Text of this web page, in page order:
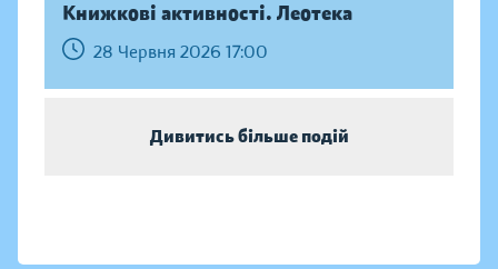
Книжкові активності. Леотека
28 Червня 2026 17:00
Дивитись більше подій